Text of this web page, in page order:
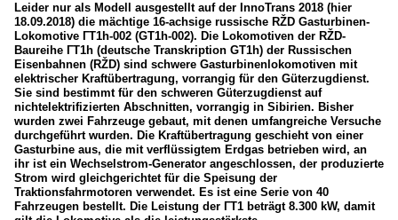
Leider nur als Modell ausgestellt auf der InnoTrans 2018 (hier
18.09.2018) die mächtige 16-achsige russische RŽD Gasturbinen-
Lokomotive ГT1h-002 (GT1h-002). Die Lokomotiven der RŽD-
Baureihe ГT1h (deutsche Transkription GT1h) der Russischen
Eisenbahnen (RŽD) sind schwere Gasturbinenlokomotiven mit
elektrischer Kraftübertragung, vorrangig für den Güterzugdienst.
Sie sind bestimmt für den schweren Güterzugdienst auf
nichtelektrifizierten Abschnitten, vorrangig in Sibirien. Bisher
wurden zwei Fahrzeuge gebaut, mit denen umfangreiche Versuche
durchgeführt wurden. Die Kraftübertragung geschieht von einer
Gasturbine aus, die mit verflüssigtem Erdgas betrieben wird, an
ihr ist ein Wechselstrom-Generator angeschlossen, der produzierte
Strom wird gleichgerichtet für die Speisung der
Traktionsfahrmotoren verwendet. Es ist eine Serie von 40
Fahrzeugen bestellt. Die Leistung der ГT1 beträgt 8.300 kW, damit